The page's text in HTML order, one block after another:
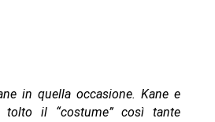
in quella occasione. Kane e
tolto il “costume” così tante